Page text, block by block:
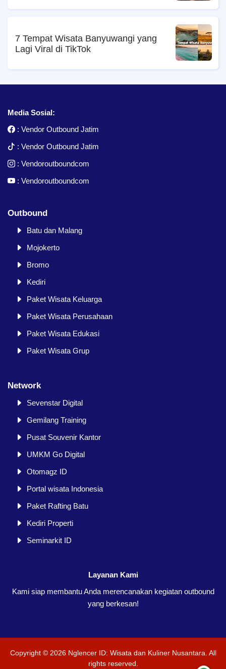
7 Tempat Wisata Banyuwangi yang
Lagi Viral di TikTok
Media Sosial:
: Vendor Outbound Jatim
: Vendor Outbound Jatim
: Vendoroutboundcom
: Vendoroutboundcom
Outbound
Batu dan Malang
Mojokerto
Bromo
Kediri
Paket Wisata Keluarga
Paket Wisata Perusahaan
Paket Wisata Edukasi
Paket Wisata Grup
Network
Sevenstar Digital
Gemilang Training
Pusat Souvenir Kantor
UMKM Go Digital
Otomagz ID
Portal wisata Indonesia
Paket Rafting Batu
Kediri Properti
Seminarkit ID
Layanan Kami
Kami siap membantu Anda merencanakan kegiatan outbound
yang berkesan!
Copyright © 2026 Nglencer ID: Wisata dan Kuliner Nusantara. All
rights reserved.